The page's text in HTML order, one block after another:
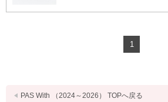
1
PAS With （2024～2026） TOPへ戻る